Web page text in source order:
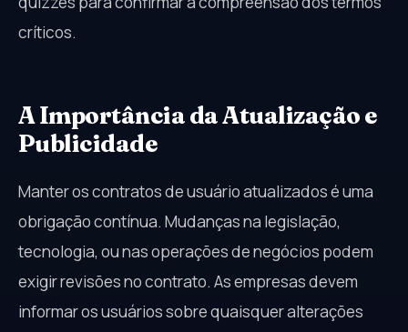
críticos.
A Importância da Atualização e
Publicidade
Manter os contratos de usuário atualizados é uma
obrigação contínua. Mudanças na legislação,
tecnologia, ou nas operações de negócios podem
exigir revisões no contrato. As empresas devem
informar os usuários sobre quaisquer alterações